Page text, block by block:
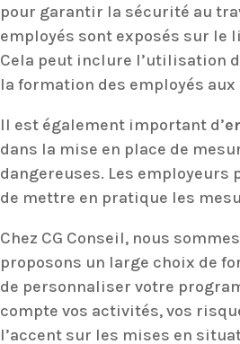
pour garantir la sécurité au
employés sont exposés sur le
Cela peut inclure l’utilisation
la formation des employés
Il est également important d’
dans la mise en place de
dangereuses. Les
de mettre en pratique les
Chez CG Conseil, nous
proposons un large choix de
de personnaliser votre
compte vos activités, vos
l’accent sur les mises en